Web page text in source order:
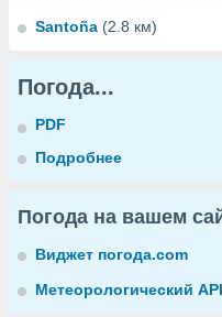
Santoña (2.8 км)
Погода...
PDF
Подробнее
Погода на вашем
Виджет погода.com
Метеорологический API